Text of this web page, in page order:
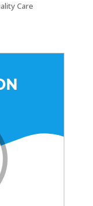
Care